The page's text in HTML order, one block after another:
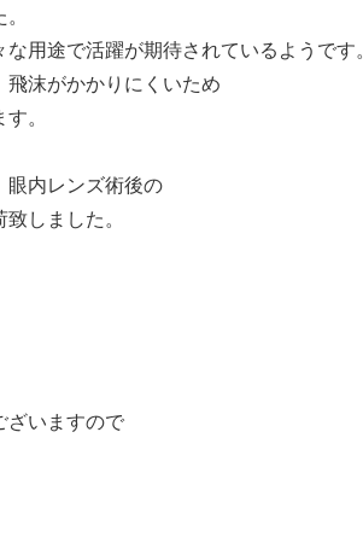
用途で活躍が期待されているようです。
沫がかかりにくいため
。
眼内レンズ術後の
しました。
ざいますので